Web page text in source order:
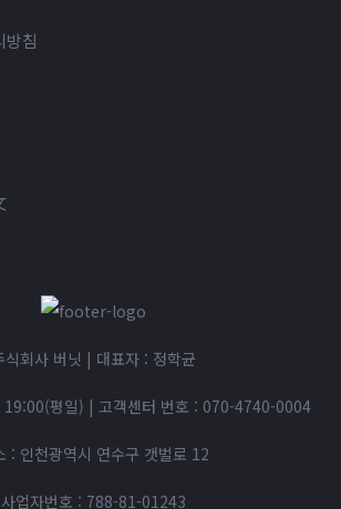
방침
식회사 버닛 | 대표자 : 정학균
평일) | 고객센터 번호 : 070-4740-0004
: 인천광역시 연수구 갯벌로 12
사업자번호 : 788-81-01243